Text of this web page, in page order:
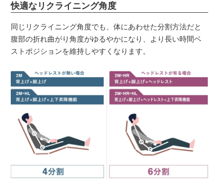
快適なリクライニング角度
同じリクライニング角度でも、体にあわせた分割方法だと
腹部の折れ曲がり角度がゆるやかになり、より長い時間ベ
ストポジションを維持しやすくなります。